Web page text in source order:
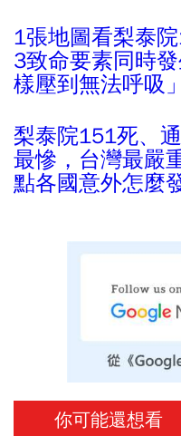
1張地圖看梨泰
3致命要素同時
樣壓到無法呼吸」
梨泰院151死、
最慘，台灣最嚴
點各國意外怎麼
你可能還想看